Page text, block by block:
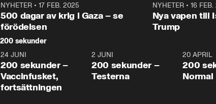
NYHETER • 17 FEB. 2025
500 dagar av krig i Gaza – se
förödelsen
NYHETER• 16
Nya vapen till
Trump
200 sekunder
5:00
24 JUNI
200 sekunder –
Vaccinfusket,
fortsättningen
4:23
2 JUNI
200 sekunder –
Testerna
20 APRIL
200
Normal